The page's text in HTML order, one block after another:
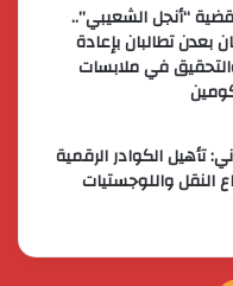
“أنجل الشعيبي”..
بعدن تطالبان بإعادة
في ملابسات
تأهيل الكوادر الرقمية
النقل واللوجستيات